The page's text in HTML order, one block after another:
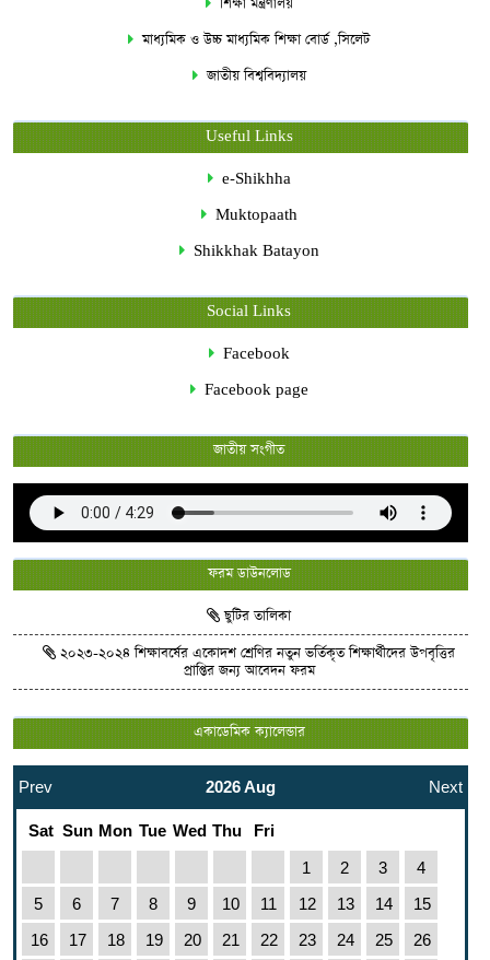
শিক্ষা মন্ত্রণালয়
মাধ্যমিক ও উচ্চ মাধ্যমিক শিক্ষা বোর্ড ,সিলেট
জাতীয় বিশ্ববিদ্যালয়
Useful Links
e-Shikhha
Muktopaath
Shikkhak Batayon
Social Links
Facebook
Facebook page
জাতীয় সংগীত
ফরম ডাউনলোড
ছুটির তালিকা
২০২৩-২০২৪ শিক্ষাবর্ষের একোদশ শ্রেণির নতুন ভর্তিকৃত শিক্ষার্থীদের উপবৃত্তির
প্রাপ্তির জন্য আবেদন ফরম
একাডেমিক ক্যালেন্ডার
Prev 2026 Aug Next
Sat Sun Mon Tue Wed Thu
Fri
1
2 3
4
5
6 7 8 9 10 11 12 13 14
15
16
17 18 19 20 21 22 23 24 25 26